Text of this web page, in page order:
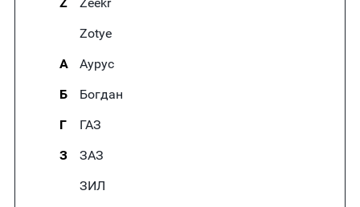
Zotye
А
Аурус
Б
Богдан
Г
ГАЗ
З
ЗАЗ
ЗИЛ